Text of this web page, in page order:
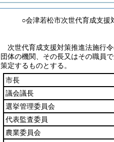
○会津若松市次世代育成支援
次世代育成支援対策推進法施行令
団体の機関、その長又はその職員
策定するものとする。
市長
議会議長
選挙管理委員会
代表監査委員
農業委員会